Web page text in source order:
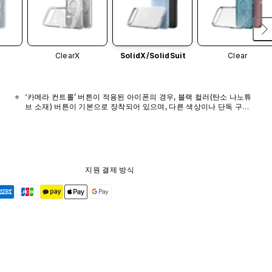
ClearX SolidX/SolidSuit Clear
‘카메라 컨트롤’ 버튼이 적용된 아이폰의 경우, 블랙 컬러(탄소 나노튜
브 소재) 버튼이 기본으로 장착되어 있으며, 다른 색상이나 단독 구매
지원 결제 방식